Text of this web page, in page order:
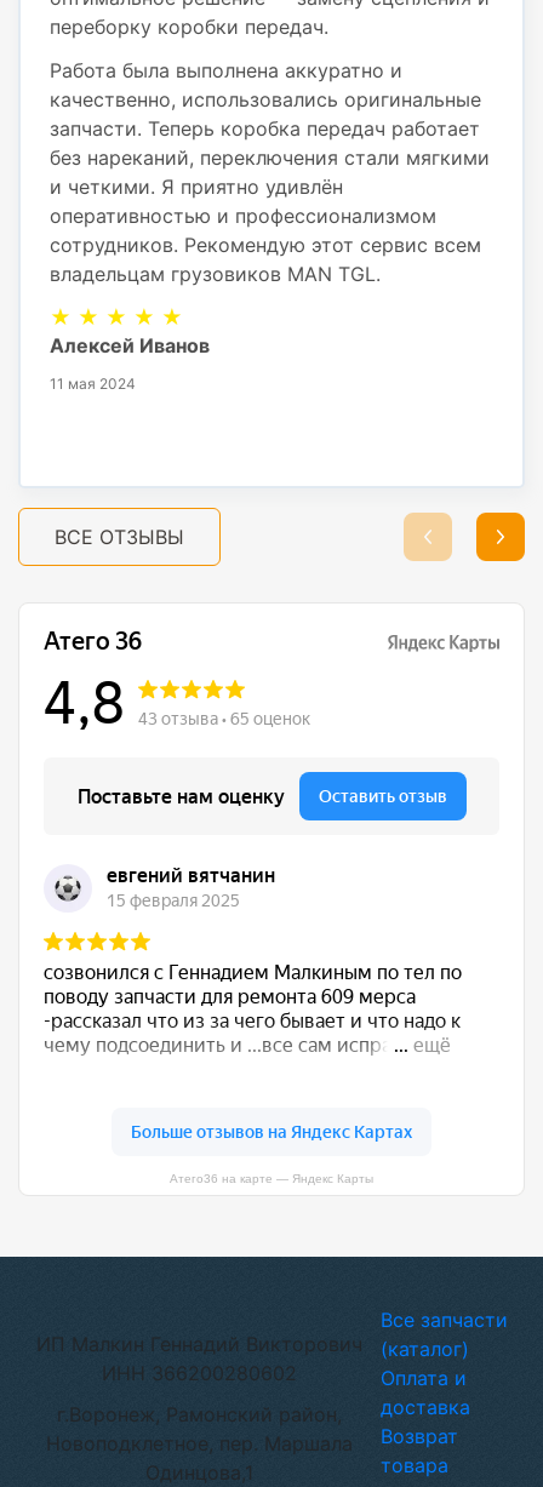
переборку коробки передач.
Работа была выполнена аккуратно и
качественно, использовались оригинальные
запчасти. Теперь коробка передач работает
без нареканий, переключения стали мягкими
и четкими. Я приятно удивлён
оперативностью и профессионализмом
сотрудников. Рекомендую этот сервис всем
владельцам грузовиков MAN TGL.
★ ★ ★ ★ ★
Алексей Иванов
11 мая 2024
ВСЕ ОТЗЫВЫ
Атего36 на карте — Яндекс Карты
ИП Малкин Геннадий Викторович
ИНН 366200280602
г.Воронеж, Рамонский район,
Новоподклетное, пер. Маршала
Одинцова,1
Все запчасти
(каталог)
Оплата и
доставка
Возврат
товара